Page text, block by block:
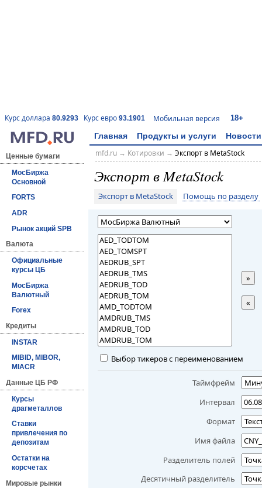
Курс доллара 80.9293 Курс евро 93.1901 Мобильная версия 18+
Главная Продукты и услуги Новости
Ценные бумаги
МосБиржа
Основной
FORTS
ADR
Рынок акций SPB
Валюта
Официальные
курсы ЦБ
МосБиржа
Валютный
Forex
Кредиты
INSTAR
MIBID, MIBOR,
MIACR
Данные ЦБ РФ
Курсы
драгметаллов
Ставки
привлечения по
депозитам
Остатки на
корсчетах
Мировые рынки
mfd.ru→ Котировки → Экспорт в MetaStock
Экспорт в MetaStock
Экспорт в MetaStock Помощь по разделу
»
«
Выбор тикеров с переименованием
Таймфрейм
Интервал
Формат
Имя файла
Разделитель полей
Десятичный разделитель